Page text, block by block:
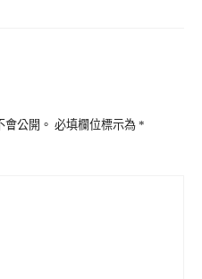
公開。 必填欄位標示為 *